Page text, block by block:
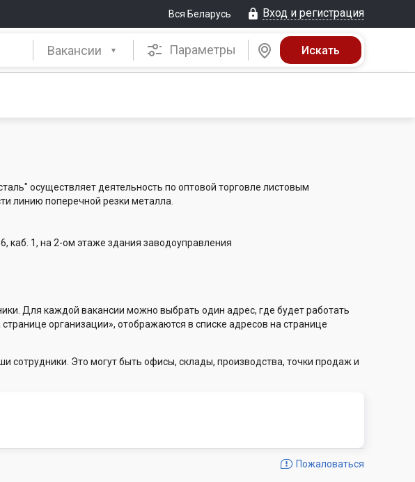
Вся Беларусь Вход и регистрация
Вакансии Параметры
осуществляет деятельность по оптовой торговле листовым
линию поперечной резки металла.
каб. 1, на 2-ом этаже здания заводоуправления
Для каждой вакансии можно выбрать один адрес, где будет работать
организации», отображаются в списке адресов на странице
сотрудники. Это могут быть офисы, склады, производства, точки продаж и
Пожаловаться